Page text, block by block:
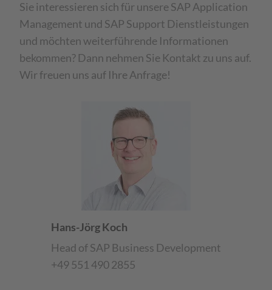
Sie interessieren sich für unsere SAP Application
Management und SAP Support Dienstleistungen
und möchten weiterführende Informationen
bekommen? Dann nehmen Sie Kontakt zu uns auf.
Wir freuen uns auf Ihre Anfrage!
Hans-Jörg Koch
Head of SAP Business Development
+49 551 490 2855